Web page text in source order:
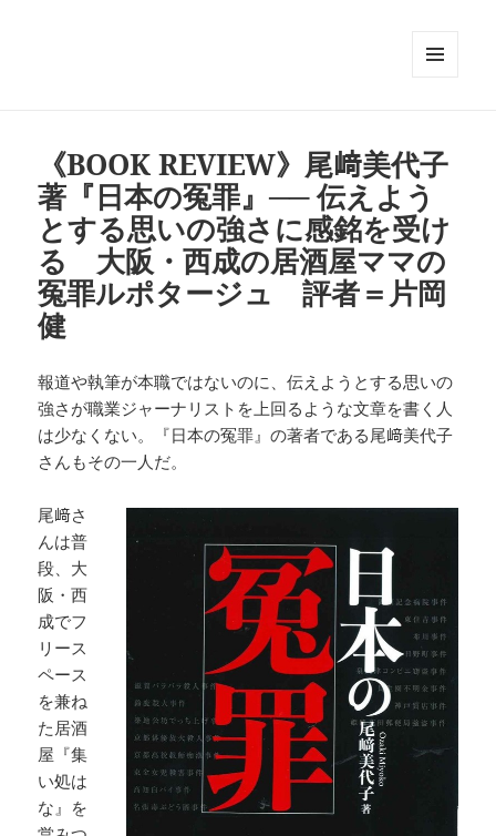
ット
《BOOK REVIEW》尾﨑美代子
著『日本の冤罪』── 伝えよう
とする思いの強さに感銘を受け
る 大阪・西成の居酒屋ママの
冤罪ルポタージュ 評者＝片岡
健
報道や執筆が本職ではないのに、伝えようとする思いの
強さが職業ジャーナリストを上回るような文章を書く人
は少なくない。『日本の冤罪』の著者である尾﨑美代子
さんもその一人だ。
尾﨑さ
んは普
段、大
阪・西
成でフ
リース
ペース
を兼ね
た居酒
屋『集
い処は
な』を